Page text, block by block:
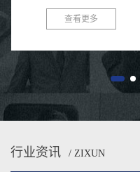
会，环保与可持续发展已成为全球
共识。在污水处理与排放领域，选
查看更多
行业资讯 / ZIXUN